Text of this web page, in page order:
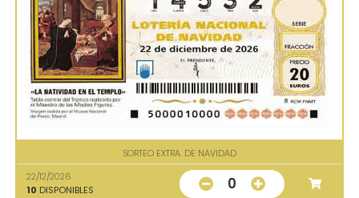
SORTEO EXTRA. DE NAVIDAD
22/12/2026
10 DISPONIBLES 0